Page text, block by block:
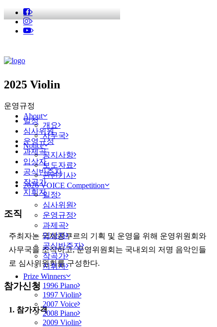
About
개요
사무국
Notice
공지사항
보도자료
관련기사
2026 VOICE Competition
일정
심사위원
운영규정
과제곡
입상자
공식반주자
작곡가
지휘자
Prize Winners
1996 Piano
1997 Violin
2007 Voice
2008 Piano
2009 Violin
2025 Violin
운영규정
일정
심사위원
운영규정
과제곡
입상자
공식반주자
작곡가
지휘자
조직
주최자는 국제콩쿠르의 기획 및 운영을 위해 운영위원회와
사무국을 조직하고, 운영위원회는 국내외의 저명 음악인들
로 심사위원회를 구성한다.
참가신청
1. 참가자격